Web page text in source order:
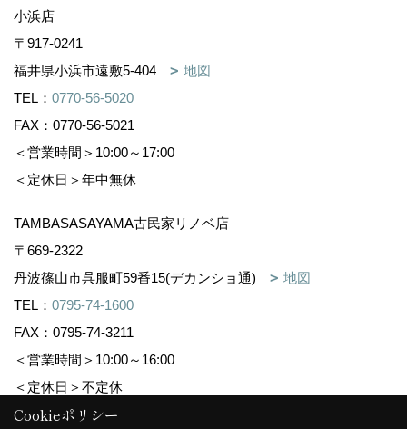
小浜店
〒917-0241
福井県小浜市遠敷5-404
地図
TEL： 0770-56-5020
FAX：0770-56-5021
＜営業時間＞10:00～17:00
＜定休日＞年中無休
TAMBASASAYAMA古民家リノベ店
〒669-2322
丹波篠山市呉服町59番15(デカンショ通)
地図
TEL： 0795-74-1600
FAX：0795-74-3211
＜営業時間＞10:00～16:00
＜定休日＞不定休
Cookieポリシー